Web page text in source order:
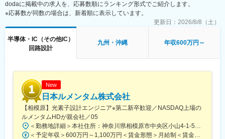
車載、カメラ(産業、民生)、産業ロボット、ドローン、医療機器、
監視ネットワークなど幅広く使用されています。同社のイメージ
センサは世界でも50％の金額シェアを誇りますが、付加価値の高
市場です。
■ソニーグループの事業について：2017年度に設立以来過去最高
も、半導体事業は特に大きな成長性を誇り、同グループ内でも注
力分野として位置付けられています。2021年までの3年間で、半
導体事業への6000億の投資が決定しており、更なる研究開発力、
生産能力の強化を目指しております
変更の範囲：会社の定める業務
dodaに掲載中の求人を、応募数順にランキング形式でご紹介します。
※応募数が同数の場合は、新着順に表示しています。
更新日： 2026/8/8（土）
半導体・IC（その他IC）
回路設計
九州・沖縄 年収600万円～
New
日本ルメンタム株式会社
【相模原】光素子設計エンジニア※第二新卒歓迎／NASDAQ上場の
ルメンタムHDが親会社／05
＜勤務地詳細＞本社住所：神奈川県相模原市中央区小山4-1-55 受動喫煙対策：屋内喫煙可能場所あり変更の範囲：会社の定める事業所
＜予定年収＞600万円～1,100万円＜賃金形態＞月給制＜賃金内訳＞月額（基本給）：379,000円～733,000円固定残業手当/月：121,000円～161,333円（固定残業時間30時間0分/月）超過した時間外労働の残業手当は追加支給＜月給＞500,000円～894,333円（一律手当を含む）＜昇給有無＞有＜残業手当＞有＜給与補足＞残業時間の全社平均22H賃金はあくまでも目安の金額であり、選考を通じて上下する可能性があります。月給(月額)は固定手当を含めた表記です。